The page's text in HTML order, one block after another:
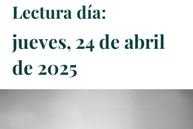
Lectura día:
jueves, 24 de abril
de 2025